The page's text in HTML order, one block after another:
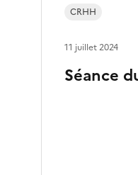
Séance
CRHH
11 juillet 2024